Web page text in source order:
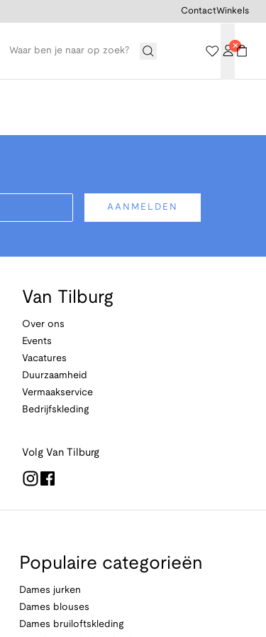
ContactWinkels
AANMELDEN
Van Tilburg
Over ons
Events
Vacatures
Duurzaamheid
Vermaakservice
Bedrijfskleding
Volg Van Tilburg
Populaire categorieën
Dames jurken
Dames blouses
Dames bruiloftskleding